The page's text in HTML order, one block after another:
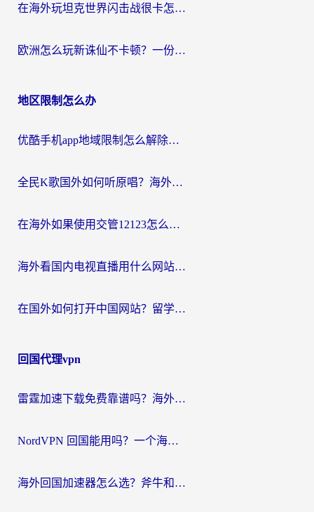
在海外玩坦克世界闪击战很卡怎么办？老玩家亲测有效的加速器选择指南
欧洲怎么玩新诛仙不卡顿？一份给海外游子的国服游戏畅玩指南
地区限制怎么办
优酷手机app地域限制怎么解除？海外党亲测有效的追剧方案
全民K歌国外如何听原唱？海外党亲测有效的回国加速器选择指南
在海外如果使用交管12123怎么处理？留学生亲测有效的回国加速方案
海外看国内电视直播用什么网站比较好？一篇解决你所有追剧难题的实用指南
在国外如何打开中国网站？留学生与海外华人的无缝访问指南
回国代理vpn
雷霆加速下载免费靠谱吗？海外党选回国加速器的避坑指南（附热门工具对比）
NordVPN 回国能用吗？一个海外用户必须面对的真实困境
海外回国加速器怎么选？斧牛和海龟哪个好？一篇帮你避开坑的实用指南